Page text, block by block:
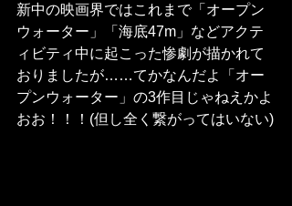
新中の映画界ではこれまで「オープン
ウォーター」「海底47m」などアクテ
ィビティ中に起こった惨劇が描かれて
おりましたが……てかなんだよ「オー
プンウォーター」の3作目じゃねえかよ
おお！！！(但し全く繋がってはいない)